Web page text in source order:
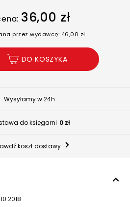
36,00 zł
przez wydawcę: 46,00 zł
DO KOSZYKA
Wysyłamy w 24h
do księgarni 0 zł
koszt dostawy